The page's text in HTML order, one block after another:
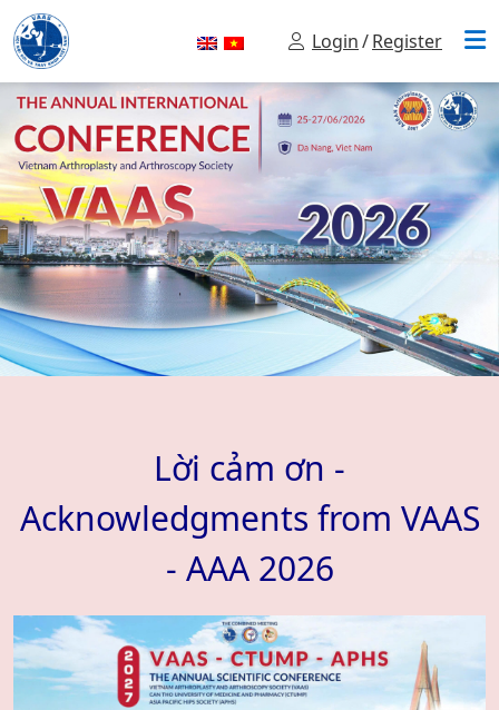
Login/Register
Lời cảm ơn -
Acknowledgments from VAAS
- AAA 2026